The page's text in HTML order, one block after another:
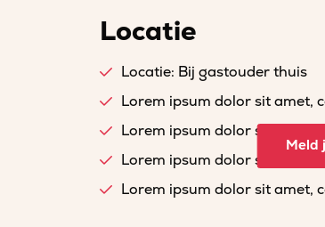
Locatie
Locatie: Bij gastouder thuis
Lorem ipsum dolor sit amet,
Lorem ipsum dolor sit amet,
Lorem ipsum dolor sit amet,
Lorem ipsum dolor sit amet,
Meld